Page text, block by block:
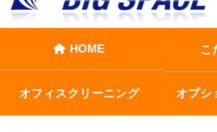
HOME こ
オフィスクリーニング オプシ